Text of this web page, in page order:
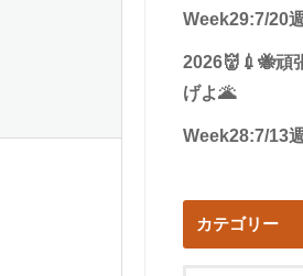
Week29:7/20週
2026👹💉🐝頑
げよ🌋
Week28:7/13週
カテゴリー